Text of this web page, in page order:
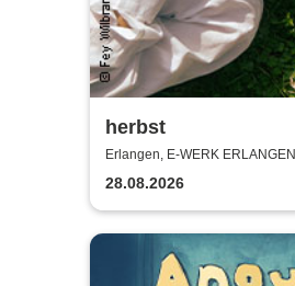
herbst
Erlangen, E-WERK ERLANGEN
28.08.2026